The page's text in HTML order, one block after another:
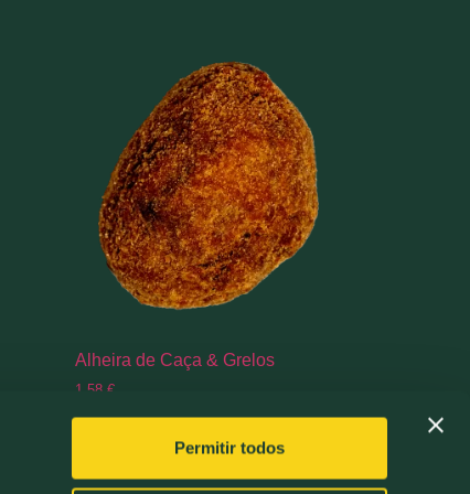
Permitir todos
Alheira de Caça & Grelos
1,58€